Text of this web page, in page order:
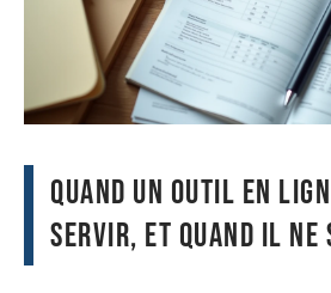
Quand un outil en
servir, et quand il